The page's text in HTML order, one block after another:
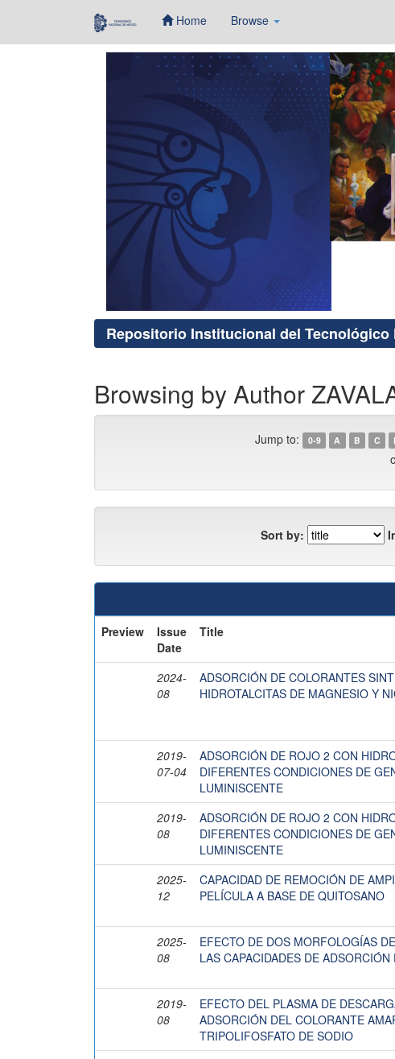
Home Browse
Repositorio Institucional del Tecnológico
Browsing by Author
Jump to: 0-9 A B C
Sort by:
Preview
Issue
Date
Title
2024-
08
ADSORCIÓN DE COLORANTES
HIDROTALCITAS DE MAGNESIO Y
2019-
07-04
ADSORCIÓN DE ROJO 2 CON
DIFERENTES CONDICIONES DE
LUMINISCENTE
2019-
08
ADSORCIÓN DE ROJO 2 CON
DIFERENTES CONDICIONES DE
LUMINISCENTE
2025-
12
CAPACIDAD DE REMOCIÓN DE
PELÍCULA A BASE DE QUITOSANO
2025-
08
EFECTO DE DOS MORFOLOGÍAS
LAS CAPACIDADES DE
2019-
08
EFECTO DEL PLASMA DE
ADSORCIÓN DEL COLORANTE
TRIPOLIFOSFATO DE SODIO